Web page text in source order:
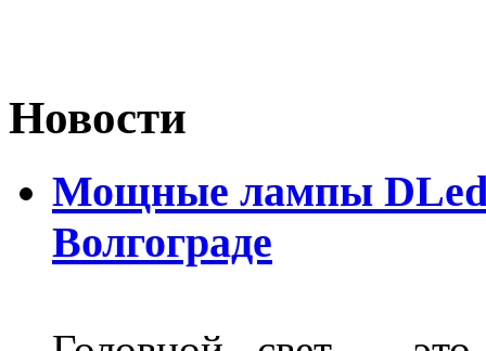
Новости
Мощные лампы DLed
Волгограде